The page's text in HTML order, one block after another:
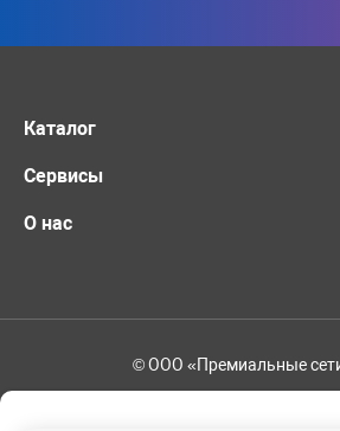
Каталог
Сервисы
О нас
© ООО «Премиальные